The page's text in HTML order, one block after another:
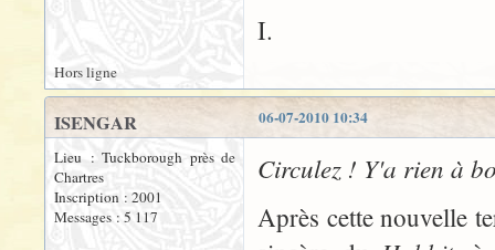
I.
Hors ligne
06-07-2010 10:34
ISENGAR
Lieu : Tuckborough près de
Chartres
Inscription : 2001
Messages : 5 117
Circulez ! Y'a rien à
Après cette nouvelle